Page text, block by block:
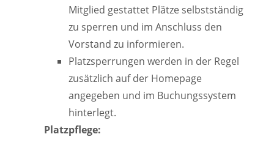
Mitglied gestattet Plätze selbstständig
zu sperren und im Anschluss den
Vorstand zu informieren.
Platzsperrungen werden in der Regel
zusätzlich auf der Homepage
angegeben und im Buchungssystem
hinterlegt.
Platzpflege: